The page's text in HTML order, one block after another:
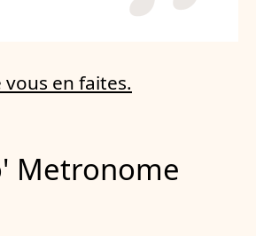
en faites.
Metronome